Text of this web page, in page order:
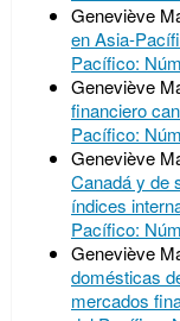
Geneviève
en Asia-
Pacífico:
Geneviève
financiero
Pacífico:
Geneviève
Canadá y de
índices
Pacífico:
Geneviève
domésticas
mercados